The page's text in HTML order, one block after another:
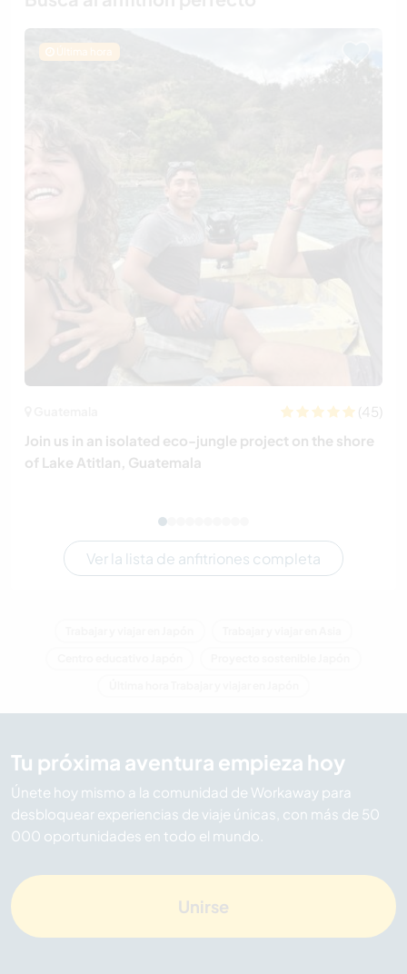
Última hora
(45)
Join us in an isolated eco-jungle project on the shore
of Lake Atitlan, Guatemala
Ver la lista de anfitriones completa
Tu próxima aventura empieza hoy
Únete hoy mismo a la comunidad de Workaway para
desbloquear experiencias de viaje únicas, con más de 50
000 oportunidades en todo el mundo.
Unirse